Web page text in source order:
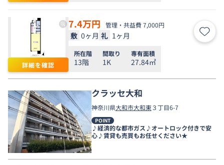
詳細を確認
7.4万円 管理・共益費 7,000円
敷 0ヶ月 礼 1ヶ月 お気
所在階
13階
間取り
1K
専有面積
27.84㎡
クラッセ大和
神奈川県大和市大和東３丁目6-7
POINT
♪経済的な都市ガス♪オートロック付きで安
心♪賃貸も売買もお任せください★